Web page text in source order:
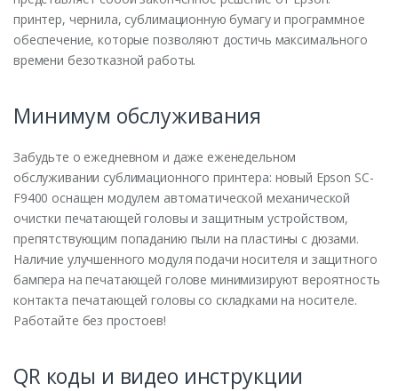
принтер, чернила, сублимационную бумагу и программное
обеспечение, которые позволяют достичь максимального
времени безотказной работы.
Минимум обслуживания
Забудьте о ежедневном и даже еженедельном
обслуживании сублимационного принтера: новый Epson SC-
F9400 оснащен модулем автоматической механической
очистки печатающей головы и защитным устройством,
препятствующим попаданию пыли на пластины с дюзами.
Наличие улучшенного модуля подачи носителя и защитного
бампера на печатающей голове минимизируют вероятность
контакта печатающей головы со складками на носителе.
Работайте без простоев!
QR коды и видео инструкции